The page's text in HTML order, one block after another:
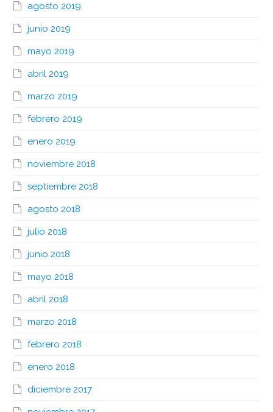
agosto 2019
junio 2019
mayo 2019
abril 2019
marzo 2019
febrero 2019
enero 2019
noviembre 2018
septiembre 2018
agosto 2018
julio 2018
junio 2018
mayo 2018
abril 2018
marzo 2018
febrero 2018
enero 2018
diciembre 2017